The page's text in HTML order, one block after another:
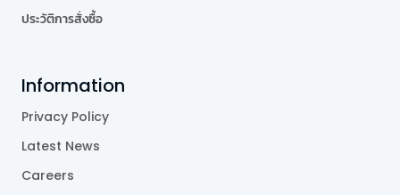
ประวัติการสั่งซื้อ
Information
Privacy Policy
Latest News
Careers